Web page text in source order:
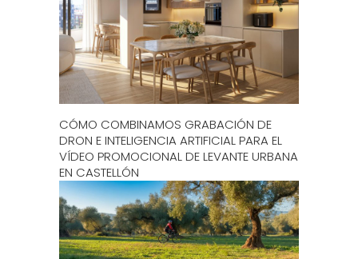
CÓMO COMBINAMOS GRABACIÓN DE
DRON E INTELIGENCIA ARTIFICIAL PARA EL
VÍDEO PROMOCIONAL DE LEVANTE URBANA
EN CASTELLÓN